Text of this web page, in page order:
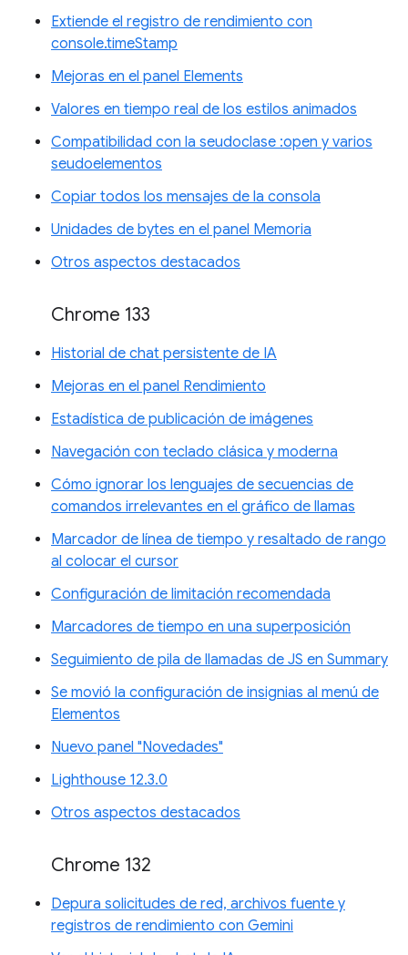
Extiende el registro de rendimiento con
console.timeStamp
Mejoras en el panel Elements
Valores en tiempo real de los estilos animados
Compatibilidad con la seudoclase :open y varios
seudoelementos
Copiar todos los mensajes de la consola
Unidades de bytes en el panel Memoria
Otros aspectos destacados
Chrome 133
Historial de chat persistente de IA
Mejoras en el panel Rendimiento
Estadística de publicación de imágenes
Navegación con teclado clásica y moderna
Cómo ignorar los lenguajes de secuencias de
comandos irrelevantes en el gráfico de llamas
Marcador de línea de tiempo y resaltado de rango
al colocar el cursor
Configuración de limitación recomendada
Marcadores de tiempo en una superposición
Seguimiento de pila de llamadas de JS en Summary
Se movió la configuración de insignias al menú de
Elementos
Nuevo panel "Novedades"
Lighthouse 12.3.0
Otros aspectos destacados
Chrome 132
Depura solicitudes de red, archivos fuente y
registros de rendimiento con Gemini